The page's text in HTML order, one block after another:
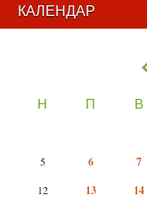
КАЛЕНДАР
Н П В
5
6 7
12
13 14